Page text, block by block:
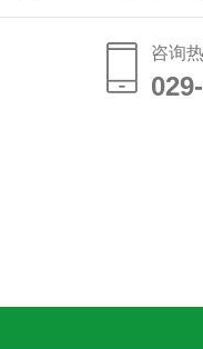
咨询